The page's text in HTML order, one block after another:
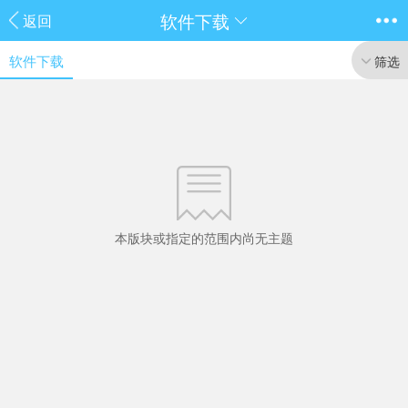
返回 软件下载
软件下载 筛选
本版块或指定的范围内尚无主题